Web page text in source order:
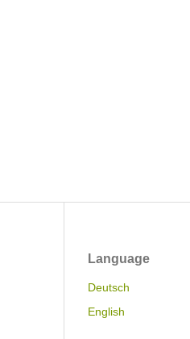
Language
Deutsch
English